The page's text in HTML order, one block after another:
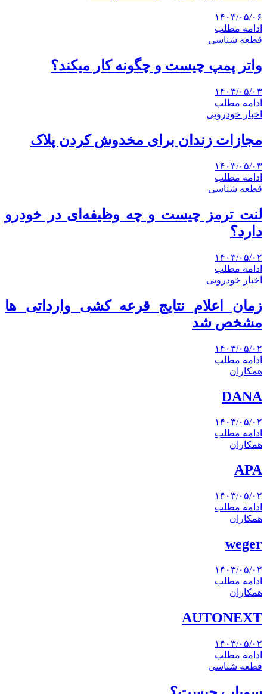
۱۴۰۳/۰۵/۰۶
ادامه مطلب
قطعه شناسی
واتر پمپ چیست و چگونه کار میکند؟
۱۴۰۳/۰۵/۰۳
ادامه مطلب
اخبار خودرویی
مجازات زندان برای مخدوش کردن پلاک
۱۴۰۳/۰۵/۰۳
ادامه مطلب
قطعه شناسی
لنت ترمز چیست و چه وظیفه‌ای در خودرو
دارد؟
۱۴۰۳/۰۵/۰۲
ادامه مطلب
اخبار خودرویی
زمان اعلام نتایج قرعه کشی وارداتی ها
مشخص شد
۱۴۰۳/۰۵/۰۲
ادامه مطلب
همکاران
DANA
۱۴۰۳/۰۵/۰۲
ادامه مطلب
همکاران
APA
۱۴۰۳/۰۵/۰۲
ادامه مطلب
همکاران
weger
۱۴۰۳/۰۵/۰۲
ادامه مطلب
همکاران
AUTONEXT
۱۴۰۳/۰۵/۰۲
ادامه مطلب
قطعه شناسی